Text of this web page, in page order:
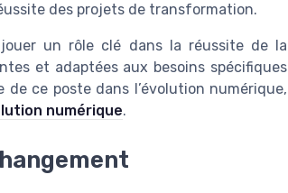
des projets de transformation.
un rôle clé dans la réussite de la
et adaptées aux besoins spécifiques
ce poste dans l’évolution numérique,
numérique.